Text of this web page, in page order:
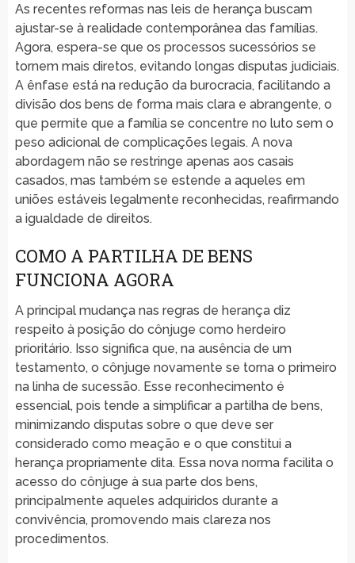
As recentes reformas nas leis de herança buscam
ajustar-se à realidade contemporânea das famílias.
Agora, espera-se que os processos sucessórios se
tornem mais diretos, evitando longas disputas judiciais.
A ênfase está na redução da burocracia, facilitando a
divisão dos bens de forma mais clara e abrangente, o
que permite que a família se concentre no luto sem o
peso adicional de complicações legais. A nova
abordagem não se restringe apenas aos casais
casados, mas também se estende a aqueles em
uniões estáveis legalmente reconhecidas, reafirmando
a igualdade de direitos.
COMO A PARTILHA DE BENS
FUNCIONA AGORA
A principal mudança nas regras de herança diz
respeito à posição do cônjuge como herdeiro
prioritário. Isso significa que, na ausência de um
testamento, o cônjuge novamente se torna o primeiro
na linha de sucessão. Esse reconhecimento é
essencial, pois tende a simplificar a partilha de bens,
minimizando disputas sobre o que deve ser
considerado como meação e o que constitui a
herança propriamente dita. Essa nova norma facilita o
acesso do cônjuge à sua parte dos bens,
principalmente aqueles adquiridos durante a
convivência, promovendo mais clareza nos
procedimentos.